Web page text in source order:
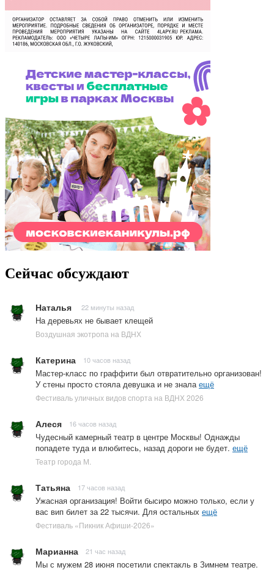
Сейчас обсуждают
Наталья 22 минуты назад
На деревьях не бывает клещей
Воздушная экотропа на ВДНХ
Катерина 10 часов назад
Мастер-класс по граффити был отвратительно организован!
У стены просто стояла девушка и не знала ещё
Фестиваль уличных видов спорта на ВДНХ 2026
Алеся 16 часов назад
Чудесный камерный театр в центре Москвы! Однажды
попадете туда и влюбитесь, назад дороги не будет. ещё
Театр города М.
Татьяна 17 часов назад
Ужасная организация! Войти бысиро можно только, если у
вас вип билет за 22 тысячи. Для остальных ещё
Фестиваль «Пикник Афиши-2026»
Марианна 21 час назад
Мы с мужем 28 июня посетили спектакль в Зимнем театре.